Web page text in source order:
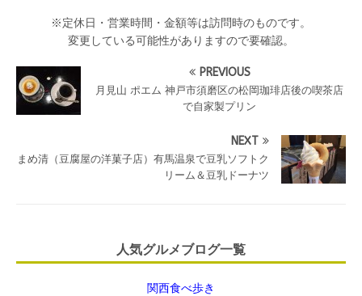
※定休日・営業時間・金額等は訪問時のものです。
変更している可能性がありますので要確認。
PREVIOUS
月見山 ポエム 神戸市須磨区の松岡珈琲店後の喫茶店
で自家製プリン
NEXT
まめ清（豆腐屋の洋菓子店）有馬温泉で豆乳ソフトク
リーム＆豆乳ドーナツ
人気グルメブログ一覧
関西食べ歩き